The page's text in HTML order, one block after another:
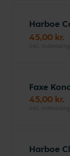
Harboe
45,00 kr.
inkl. indbetaling
Faxe
45,00 kr.
inkl. indbetaling
Harboe